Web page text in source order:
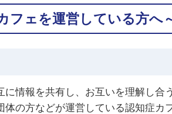
フェを運営している方へ
情報を共有し、お互いを理解し合
の方などが運営している認知症